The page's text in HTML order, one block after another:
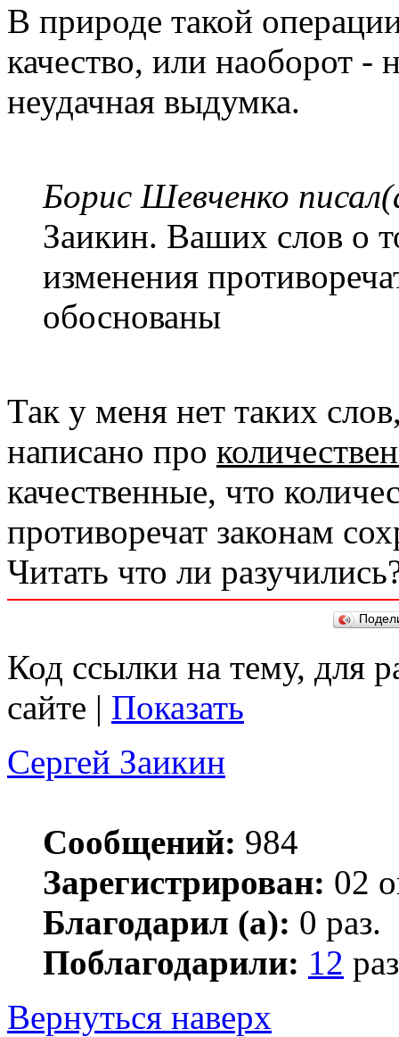
В природе такой
качество, или наоборот -
неудачная выдумка.
Борис Шевченко
Заикин. Ваших слов о
изменения
обоснованы
Так у меня нет таких
написано про
качественные, что
противоречат законам
Читать что ли
Код ссылки на тему, для
сайте | Показать
Сергей Заикин
Сообщений: 984
Зарегистрирован: 02
Благодарил (а): 0 раз.
Поблагодарили: 12
Вернуться наверх